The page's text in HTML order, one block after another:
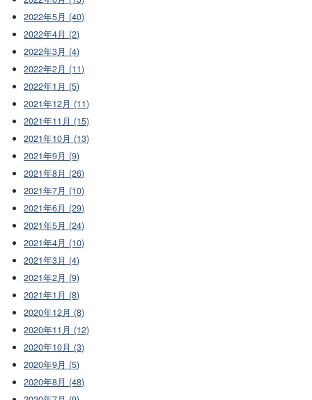
2022年5月 (40)
2022年4月 (2)
2022年3月 (4)
2022年2月 (11)
2022年1月 (5)
2021年12月 (11)
2021年11月 (15)
2021年10月 (13)
2021年9月 (9)
2021年8月 (26)
2021年7月 (10)
2021年6月 (29)
2021年5月 (24)
2021年4月 (10)
2021年3月 (4)
2021年2月 (9)
2021年1月 (8)
2020年12月 (8)
2020年11月 (12)
2020年10月 (3)
2020年9月 (5)
2020年8月 (48)